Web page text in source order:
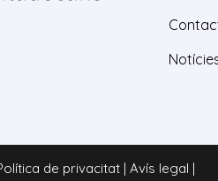
de privacitat | Avís legal |